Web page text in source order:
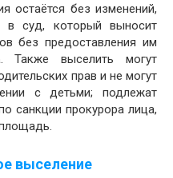
остаётся без изменений,
в суд, который выносит
без предоставления им
Также выселить могут
прав и не могут
с детьми; подлежат
санкции прокурора лица,
выселение